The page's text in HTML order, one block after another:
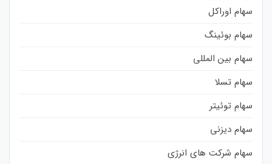
سهام اوراکل
سهام بوئینگ
سهام بین المللی
سهام تسلا
سهام توئیتر
سهام دیزنی
سهام شرکت های انرژی